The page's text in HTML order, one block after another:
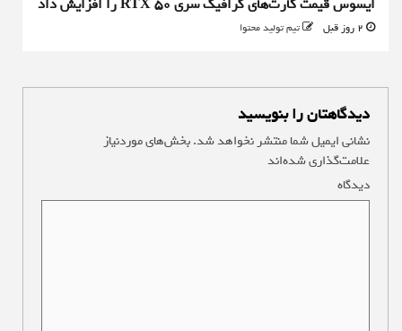
ایسوس قیمت کارت‌های گرافیک سری RTX 50 را افزایش داد
تیم تولید محتوا
دیدگاهتان را بنویسید
نشانی ایمیل شما منتشر نخواهد شد.بخش‌های موردنیاز
علامت‌گذاری شده‌اند
دیدگاه